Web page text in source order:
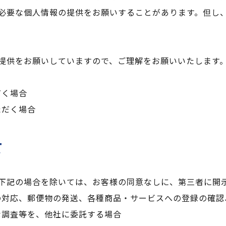
要な個人情報の提供をお願いすることがあります。但し
供をお願いしていますので、ご理解をお願いいたします
場合
く場合
記の場合を除いては、お客様の同意なしに、第三者に
応、郵便物の発送、各種商品・サービスへの登録の確
査等を、他社に委託する場合